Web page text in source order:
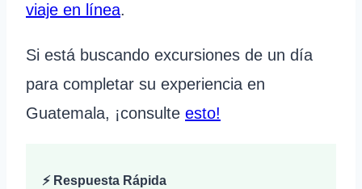
viaje en línea.
Si está buscando excursiones de un día
para completar su experiencia en
Guatemala, ¡consulte esto!
⚡ Respuesta Rápida